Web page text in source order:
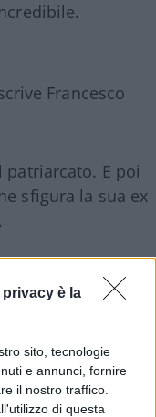
privacy è la
sito, tecnologie
e annunci, fornire
il nostro traffico.
di questa
Francesco
patriarcato. E poi
sfigura la sua ex
in un